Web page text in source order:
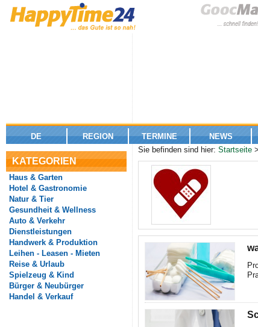
DE REGION TERMINE NEWS
KATEGORIEN
Haus & Garten
Hotel & Gastronomie
Natur & Tier
Gesundheit & Wellness
Auto & Verkehr
Dienstleistungen
Handwerk & Produktion
Leihen - Leasen - Mieten
Reise & Urlaub
Spielzeug & Kind
Bürger & Neubürger
Handel & Verkauf
Sie befinden sind hier: Startseite >